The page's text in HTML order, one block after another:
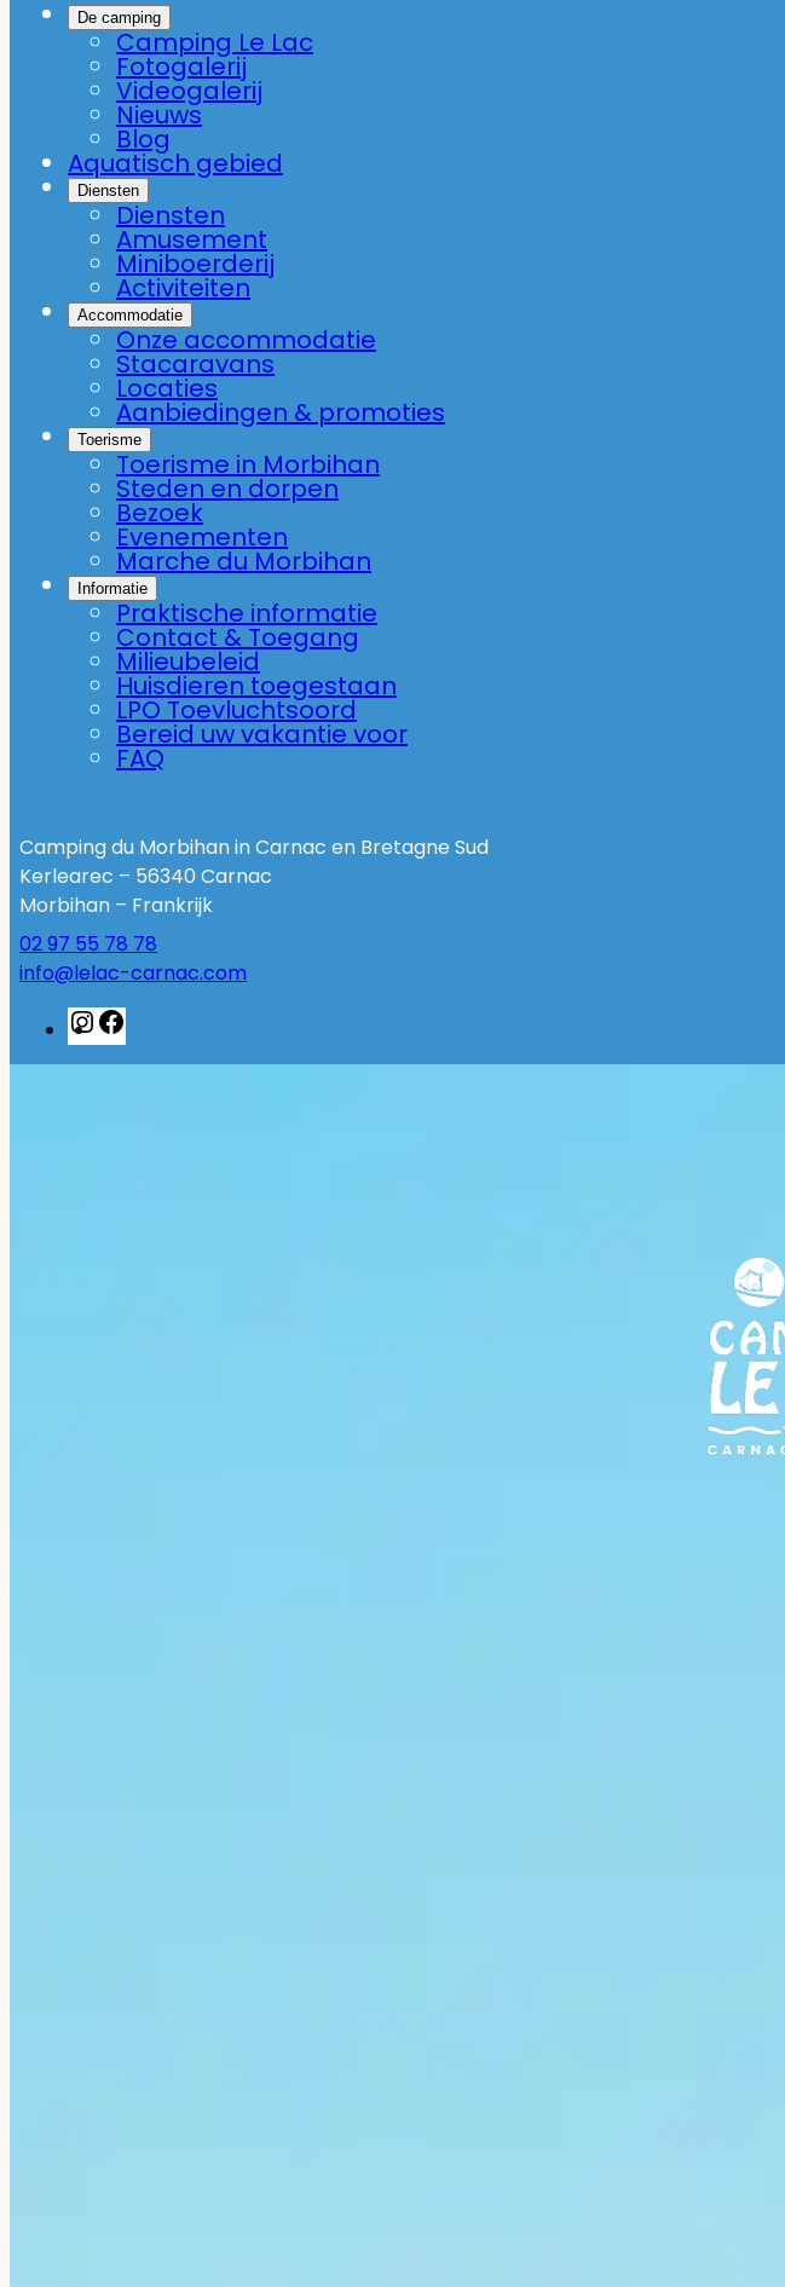
De camping
Camping Le Lac
Fotogalerij
Videogalerij
Nieuws
Blog
Aquatisch gebied
Diensten
Diensten
Amusement
Miniboerderij
Activiteiten
Accommodatie
Onze accommodatie
Stacaravans
Locaties
Aanbiedingen & promoties
Toerisme
Toerisme in Morbihan
Steden en dorpen
Bezoek
Evenementen
Marche du Morbihan
Informatie
Praktische informatie
Contact & Toegang
Milieubeleid
Huisdieren toegestaan
LPO Toevluchtsoord
Bereid uw vakantie voor
FAQ
Camping du Morbihan in Carnac en Bretagne Sud
Kerlearec – 56340 Carnac
Morbihan – Frankrijk
02 97 55 78 78
info@lelac-carnac.com
Instagram